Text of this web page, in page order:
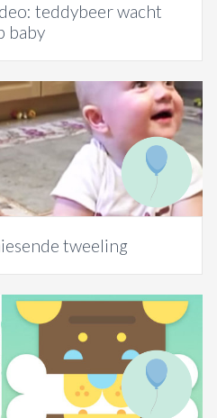
teddybeer wacht
baby
tweeling